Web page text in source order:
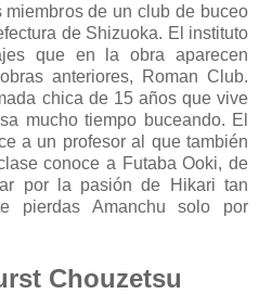
de un club de buceo
de Shizuoka. El instituto
que en la obra aparecen
anteriores, Roman Club.
chica de 15 años que vive
mucho tiempo buceando. El
a un profesor al que también
conoce a Futaba Ooki, de
por la pasión de Hikari tan
pierdas Amanchu solo por
Chouzetsu